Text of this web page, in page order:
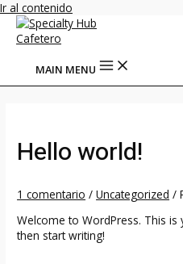
Ir al contenido
MAIN MENU
Hello world!
1 comentario /Uncategorized /
Welcome to WordPress. This
then start writing!